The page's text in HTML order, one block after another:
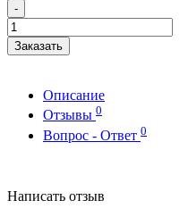
-
Заказать
Описание
Отзывы 0
Вопрос - Ответ 0
Написать отзыв